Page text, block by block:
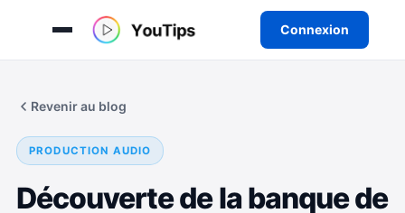
Connexion
Revenir au blog
PRODUCTION AUDIO
Découverte de la banque de